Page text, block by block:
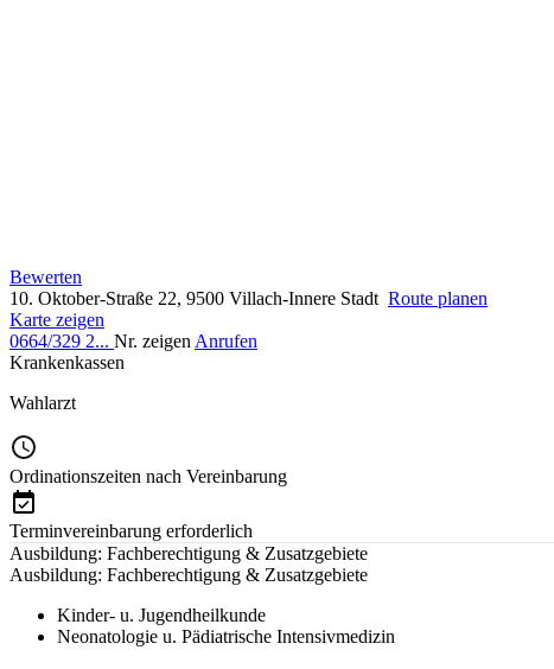
Bewerten
10. Oktober-Straße 22, 9500 Villach-Innere Stadt Route planen
Karte zeigen
0664/329 2... Nr. zeigen Anrufen
Krankenkassen
Wahlarzt
Ordinationszeiten nach Vereinbarung
Terminvereinbarung erforderlich
Ausbildung: Fachberechtigung & Zusatzgebiete
Ausbildung: Fachberechtigung & Zusatzgebiete
Kinder- u. Jugendheilkunde
Neonatologie u. Pädiatrische Intensivmedizin